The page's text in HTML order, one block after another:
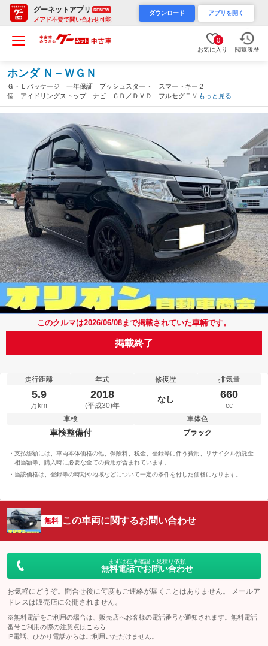
グーネットアプリ RENEW
メアド不要で問い合わせ可能
ダウンロード アプリを開く
0
お気に入り 閲覧履歴
ホンダ Ｎ－ＷＧＮ
Ｇ・Ｌパッケージ 一年保証 プッシュスタート スマートキー２
個 アイドリングストップ ナビ ＣＤ／ＤＶＤ フルセグＴＶ
Ｂｌｕｅｔｏｏｔｈ バックカメラ ＥＴＣ エンジンオイル・バ
ッテリー・ワイパーゴム新品（沖縄県）
もっと見る
このクルマは2026/06/08まで掲載されていた車輛です。
掲載終了
走行距離
5.9
万km
年式
2018
(平成30)年
修復歴
なし
排気量
660
cc
車検
車検整備付
車体色
ブラック
支払総額には、車両本体価格の他、保険料、税金、登録等に伴う費用、リサイクル預託金
相当額等、購入時に必要な全ての費用が含まれています。
当該価格は、登録等の時期や地域などについて一定の条件を付した価格になります。
無料 この車両に関するお問い合わせ
まずは在庫確認・見積り依頼
無料電話でお問い合わせ
お気軽にどうぞ。問合せ後に何度もご連絡が届くことはありません。 メールア
ドレスは販売店に公開されません。
※無料電話をご利用の場合は、販売店へお客様の電話番号が通知されます。無料電話
番号ご利用の際の注意点は こちら
IP電話、ひかり電話からはご利用いただけません。